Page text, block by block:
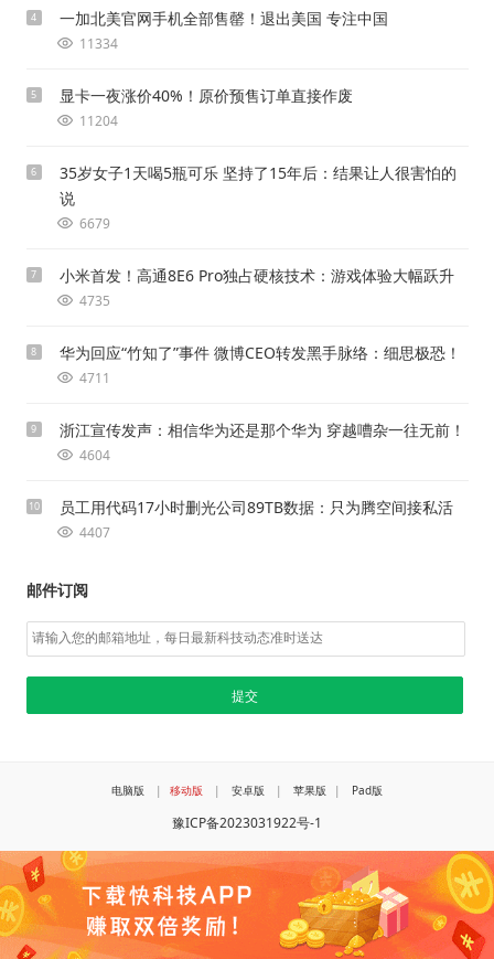
4 一加北美官网手机全部售罄！退出美国 专注中国
11334
5 显卡一夜涨价40%！原价预售订单直接作废
11204
6
35岁女子1天喝5瓶可乐 坚持了15年后：结果让人很害怕的
说
6679
7 小米首发！高通8E6 Pro独占硬核技术：游戏体验大幅跃升
4735
8 华为回应“竹知了”事件 微博CEO转发黑手脉络：细思极恐！
4711
9 浙江宣传发声：相信华为还是那个华为 穿越嘈杂一往无前！
4604
10 员工用代码17小时删光公司89TB数据：只为腾空间接私活
4407
邮件订阅
电脑版 | 移动版 | 安卓版 | 苹果版 | Pad版
豫ICP备2023031922号-1